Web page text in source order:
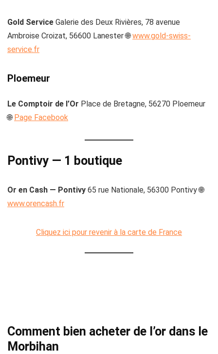
Gold Service Galerie des Deux Rivières, 78 avenue
Ambroise Croizat, 56600 Lanester 🌐www.gold-swiss-
service.fr
Ploemeur
Le Comptoir de l’Or Place de Bretagne, 56270 Ploemeur
🌐 Page Facebook
Pontivy — 1 boutique
Or en Cash — Pontivy 65 rue Nationale, 56300 Pontivy 🌐
www.orencash.fr
Cliquez ici pour revenir à la carte de France
Comment bien acheter de l’or dans le
Morbihan